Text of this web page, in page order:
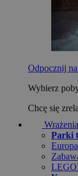
Odpocznij
Wybierz
Chcę się
Wrażenia
Parki